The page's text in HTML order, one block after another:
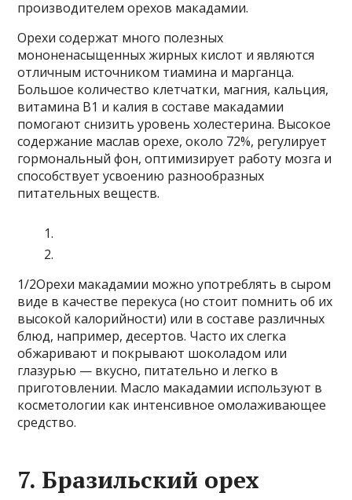
производителем орехов макадамии.
Орехи содержат много полезных
мононенасыщенных жирных кислот и являются
отличным источником тиамина и марганца.
Большое количество клетчатки, магния, кальция,
витамина В1 и калия в составе макадамии
помогают снизить уровень холестерина. Высокое
содержание маслав орехе, около 72%, регулирует
гормональный фон, оптимизирует работу мозга и
способствует усвоению разнообразных
питательных веществ.
1/2Орехи макадамии можно употреблять в сыром
виде в качестве перекуса (но стоит помнить об их
высокой калорийности) или в составе различных
блюд, например, десертов. Часто их слегка
обжаривают и покрывают шоколадом или
глазурью — вкусно, питательно и легко в
приготовлении. Масло макадамии используют в
косметологии как интенсивное омолаживающее
средство.
7. Бразильский орех